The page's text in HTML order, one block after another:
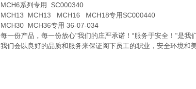
MCH6系列专用 SC000340
MCH13 MCH13 MCH16 MCH18专用SC000440
MCH30 MCH36专用 36-07-034
每一份产品，每一份放心"我们的庄严承诺！“服务于安全！"是我
我们会以良好的品质和服务来保证阁下员工的职业，安全环境和